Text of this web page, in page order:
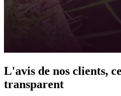
L'avis de nos clients,
transparent